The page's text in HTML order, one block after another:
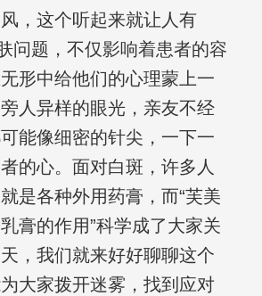
，这个听起来就让人有
问题，不仅影响着患者的容
形中给他们的心理蒙上一
人异样的眼光，亲友不经
能像细密的针尖，一下一
的心。面对白斑，许多人
是各种外用药膏，而“芙美
膏的作用”科学成了大家关
，我们就来好好聊聊这个
大家拨开迷雾，找到应对